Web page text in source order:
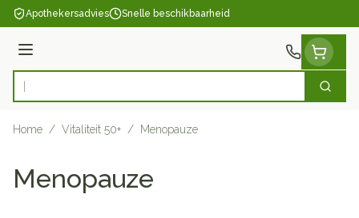
Ga naar de inhoud
Apothekersadvies Snelle beschikbaarheid
Menu
Product, merk, categorie... Zoek
Home / Vitaliteit 50+ / Menopauze
Menopauze